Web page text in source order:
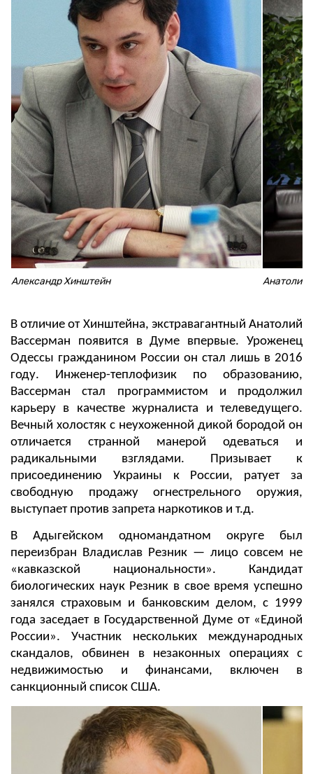
Александр Хинштейн Анатолий
В отличие от Хинштейна, экстравагантный Анатолий
Вассерман появится в Думе впервые. Уроженец
Одессы гражданином России он стал лишь в 2016
году. Инженер-теплофизик по образованию,
Вассерман стал программистом и продолжил
карьеру в качестве журналиста и телеведущего.
Вечный холостяк с неухоженной дикой бородой он
отличается странной манерой одеваться и
радикальными взглядами. Призывает к
присоединению Украины к России, ратует за
свободную продажу огнестрельного оружия,
выступает против запрета наркотиков и т.д.
В Адыгейском одномандатном округе был
переизбран Владислав Резник — лицо совсем не
«кавказской национальности». Кандидат
биологических наук Резник в свое время успешно
занялся страховым и банковским делом, с 1999
года заседает в Государственной Думе от «Единой
России». Участник нескольких международных
скандалов, обвинен в незаконных операциях с
недвижимостью и финансами, включен в
санкционный список США.